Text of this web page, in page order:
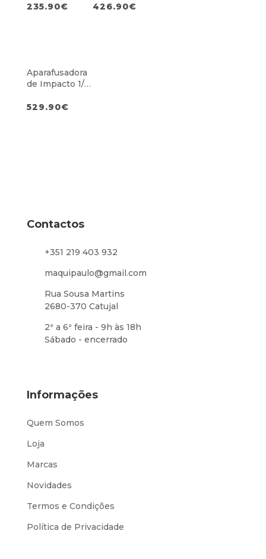
235.90€ 426.90€
Aparafusadora
de Impacto 1/4″
529.90€
Contactos
+351 219 403 932
maquipaulo@gmail.com
Rua Sousa Martins
2680-370 Catujal
2ª a 6ª feira - 9h às 18h
Sábado - encerrado
Informações
Quem Somos
Loja
Marcas
Novidades
Termos e Condições
Política de Privacidade